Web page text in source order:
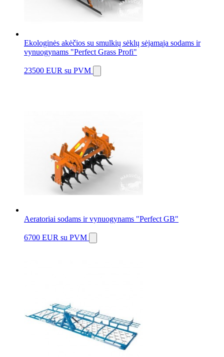
Ekologinės akėčios su smulkių sėklų sėjamąja sodams ir
vynuogynams "Perfect Grass Profi"
23500 EUR su PVM
Aeratoriai sodams ir vynuogynams "Perfect GB"
6700 EUR su PVM